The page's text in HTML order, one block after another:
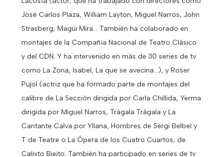
José Carlos Plaza, William Layton, Miguel Narros, John
Strasberg, Magüi Mira... También ha colaborado en
montajes de la Compañía Nacional de Teatro Clásico
y del CDN. Y ha intervenido en más de 30 series de tv
como La Zona, Isabel, La que se avecina...), y Roser
Pujol (actriz que ha formado parte de montajes del
calibre de La Sección dirigida por Carla Chillida, Yerma
dirigida por Miguel Narros, Trágala Trágala y La
Cantante Calva por Yllana, Hombres de Sergi Belbel y
T de Teatre o La Ópera de los Cuatro Cuartos, de
Calixto Bieito. También ha participado en series de tv